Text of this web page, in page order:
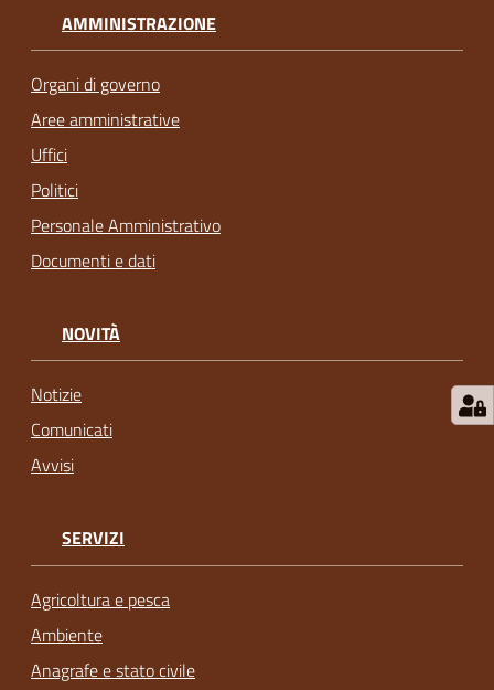
AMMINISTRAZIONE
Organi di governo
Aree amministrative
Uffici
Politici
Personale Amministrativo
Documenti e dati
NOVITÀ
Notizie
Comunicati
Avvisi
SERVIZI
Agricoltura e pesca
Ambiente
Anagrafe e stato civile